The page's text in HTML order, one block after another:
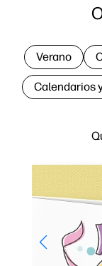
Verano
Calendarios